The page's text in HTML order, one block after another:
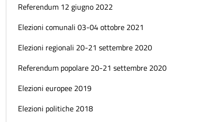
Referendum 12 giugno 2022
Elezioni comunali 03-04 ottobre 2021
Elezioni regionali 20-21 settembre 2020
Referendum popolare 20-21 settembre 2020
Elezioni europee 2019
Elezioni politiche 2018